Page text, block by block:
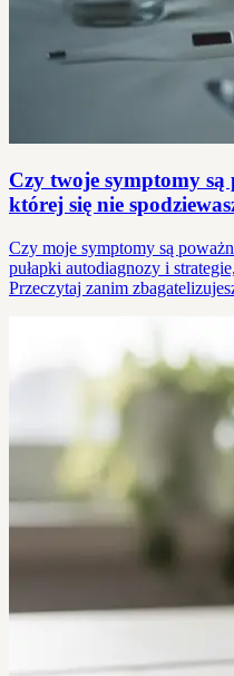
Czy twoje symptomy są
której się nie
Czy moje symptomy są
pułapki autodiagnozy i
Przeczytaj zanim